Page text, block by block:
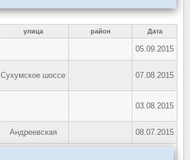
улица район Дата
05.09.2015
Cухумское шоссе 07.08.2015
03.08.2015
Андреевская 08.07.2015